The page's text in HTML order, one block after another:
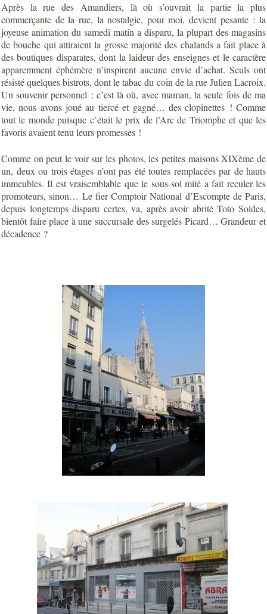
Après la rue des Amandiers, là où s’ouvrait la partie la plus
commerçante de la rue, la nostalgie, pour moi, devient pesante : la
joyeuse animation du samedi matin a disparu, la plupart des magasins
de bouche qui attiraient la grosse majorité des chalands a fait place à
des boutiques disparates, dont la laideur des enseignes et le caractère
apparemment éphémère n’inspirent aucune envie d’achat. Seuls ont
résisté quelques bistrots, dont le tabac du coin de la rue Julien Lacroix.
Un souvenir personnel : c’est là où, avec maman, la seule fois de ma
vie, nous avons joué au tiercé et gagné… des clopinettes ! Comme
tout le monde puisque c’était le prix de l’Arc de Triomphe et que les
favoris avaient tenu leurs promesses !
Comme on peut le voir sur les photos, les petites maisons XIXème de
un, deux ou trois étages n’ont pas été toutes remplacées par de hauts
immeubles. Il est vraisemblable que le sous-sol mité a fait reculer les
promoteurs, sinon… Le fier Comptoir National d’Escompte de Paris,
depuis longtemps disparu certes, va, après avoir abrité Toto Soldes,
bientôt faire place à une succursale des surgelés Picard… Grandeur et
décadence ?